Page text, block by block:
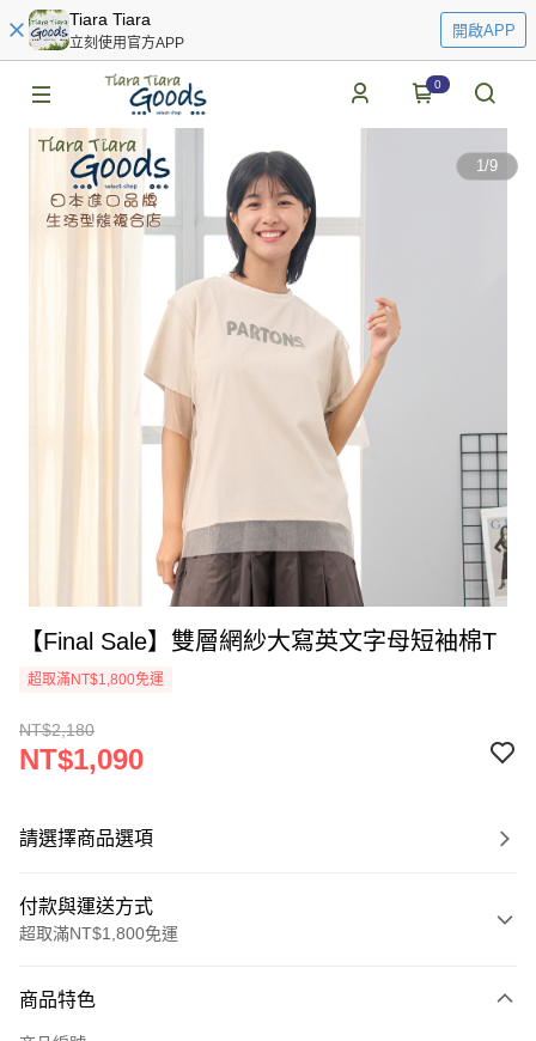
Tiara Tiara
立刻使用官方APP
開啟APP
0
1/9
【Final Sale】雙層網紗大寫英文字母短袖棉T
超取滿NT$1,800免運
NT$2,180
NT$1,090
請選擇商品選項
付款與運送方式
超取滿NT$1,800免運
信用卡一次付款
商品特色